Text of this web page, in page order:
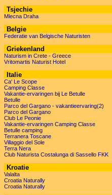
Tsjechie
Mlecna Draha
Belgie
Federatie van Belgische Naturisten
Griekenland
Naturism in Crete - Greece
Vritomartis Naturist Hotel
Italie
Ca' Le Scope
Camping Classe
Vakantie-ervaringen bij Le Betulle
Betulle
Parco del Gargano - vakantieervaring(2)
Parco del Gargano
Club Le Peonie
Vakantie-ervaringen Camping Classe
Betulle camping
Terranera Toscane
Villaggio del Sole
Terra Nera
Club Naturista Costalunga di Sassello FKK
Kroatie
Valalta
Croatia Naturally
Croatia Naturally